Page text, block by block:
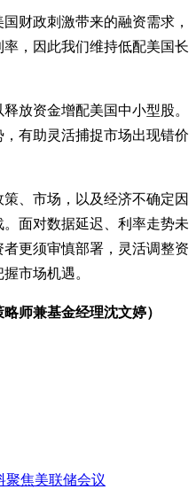
财政刺激带来的融资需求，
，因此我们维持低配美国长
放资金增配美国中小型股。
有助灵活捕捉市场出现错价
、市场，以及经济不确定因
面对数据延迟、利率走势未
更须审慎部署，灵活调整资
市场机遇。
师兼基金经理沈文婷）
聚焦美联储会议